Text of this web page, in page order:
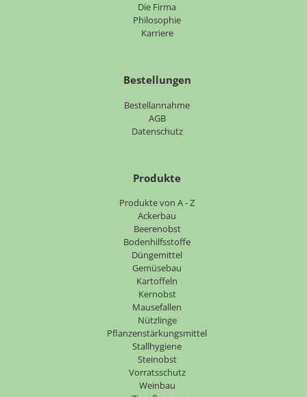
Die Firma
Philosophie
Karriere
Bestellungen
Bestellannahme
AGB
Datenschutz
Produkte
Produkte von A - Z
Ackerbau
Beerenobst
Bodenhilfsstoffe
Düngemittel
Gemüsebau
Kartoffeln
Kernobst
Mausefallen
Nützlinge
Pflanzenstärkungsmittel
Stallhygiene
Steinobst
Vorratsschutz
Weinbau